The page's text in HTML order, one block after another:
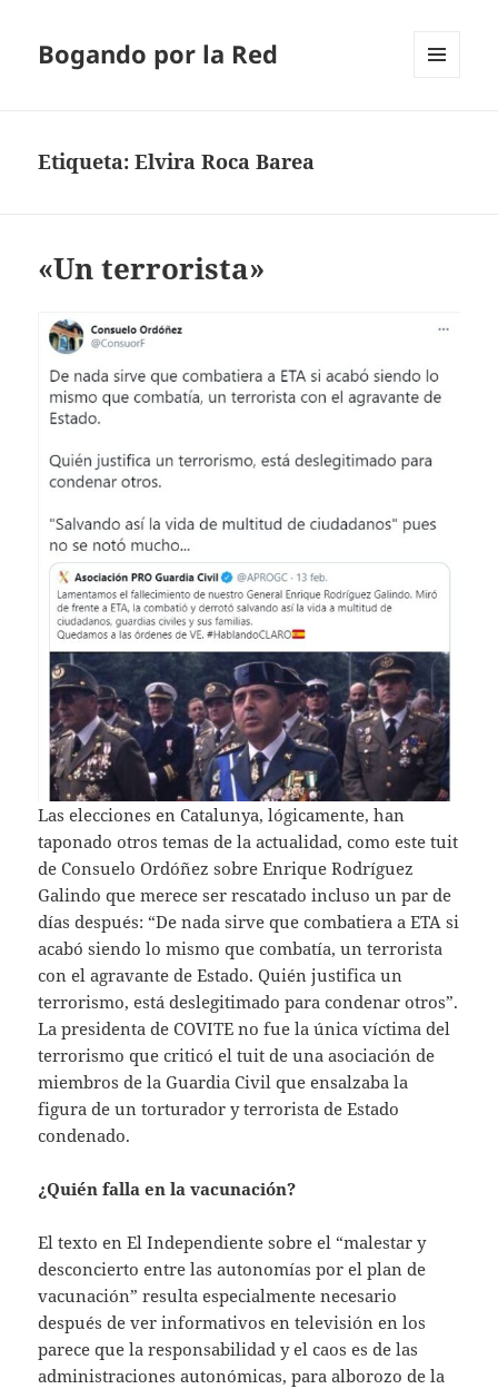
Bogando por la Red
Etiqueta:Elvira Roca Barea
«Un terrorista»
Las elecciones en Catalunya, lógicamente, han
taponado otros temas de la actualidad, como este tuit
de Consuelo Ordóñez sobre Enrique Rodríguez
Galindo que merece ser rescatado incluso un par de
días después: “De nada sirve que combatiera a ETA si
acabó siendo lo mismo que combatía, un terrorista
con el agravante de Estado. Quién justifica un
terrorismo, está deslegitimado para condenar otros”.
La presidenta de COVITE no fue la única víctima del
terrorismo que criticó el tuit de una asociación de
miembros de la Guardia Civil que ensalzaba la
figura de un torturador y terrorista de Estado
condenado.
¿Quién falla en la vacunación?
El texto en El Independiente sobre el “malestar y
desconcierto entre las autonomías por el plan de
vacunación” resulta especialmente necesario
después de ver informativos en televisión en los
parece que la responsabilidad y el caos es de las
administraciones autonómicas, para alborozo de la